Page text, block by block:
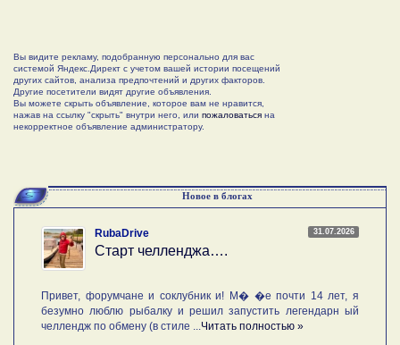
Вы видите рекламу, подобранную персонально для вас
системой Яндекс.Директ с учетом вашей истории посещений
других сайтов, анализа предпочтений и других факторов.
Другие посетители видят другие объявления.
Вы можете скрыть объявление, которое вам не нравится,
нажав на ссылку "скрыть" внутри него, или пожаловаться на
некорректное объявление администратору.
Новое в блогах
31.07.2026
RubaDrive
Старт челленджа….
Привет, форумчане и соклубник и! М� �е почти 14 лет, я
безумно люблю рыбалку и решил запустить легендарн ый
челлендж по обмену (в стиле ... Читать полностью »